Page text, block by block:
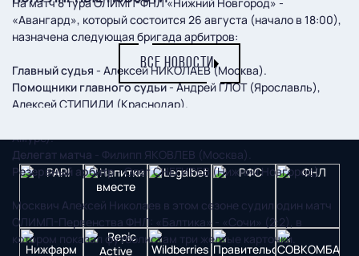
На матч 8 тура ОЛИМП-ФНЛ «Нижний Новгород» -
«Авангард», который состоится 26 августа (начало в 18:00),
назначена следующая бригада арбитров:
Главный судья - Алексей НИКОЛАЕВ (Москва).
Помощники главного судьи- Андрей ГЛОТ (Ярославль),
Алексей СТИПИДИ (Краснодар).
Амуре).
Делегат матча - Филипп ЯКОВЛЕВ (Москва).
Резервный арбитр- Олег СНЕГИРЕВ (Нижний Новгород).
Москвич Алексей Николаев в этом сезоне судил один матч
ОЛИМП-Первенства ФНЛ: «Балтика» - «Сочи» (2:2), в
котором показал футболистам три желтые карточки.
ВСЕ НОВОСТИ